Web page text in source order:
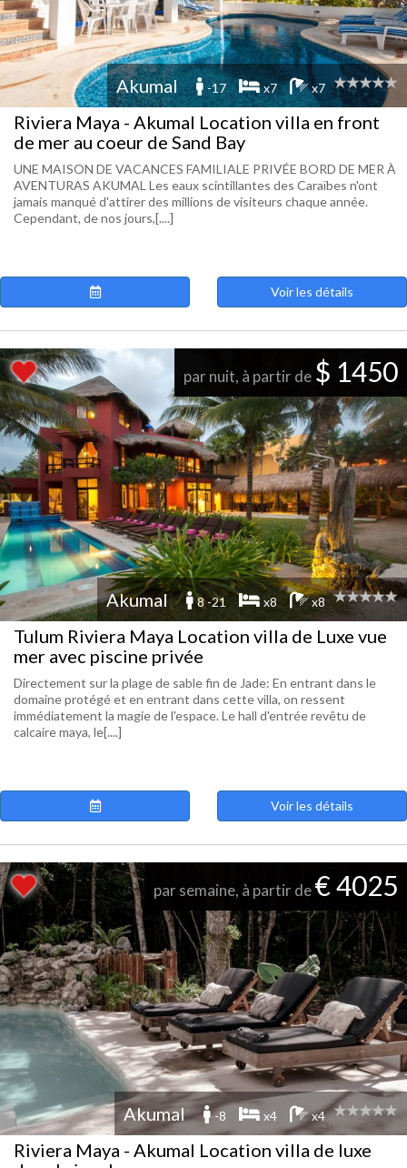
Akumal -17 x7 x7
Riviera Maya - Akumal Location villa en front
de mer au coeur de Sand Bay
UNE MAISON DE VACANCES FAMILIALE PRIVÉE BORD DE MER À
AVENTURAS AKUMAL Les eaux scintillantes des Caraïbes n'ont
jamais manqué d'attirer des millions de visiteurs chaque année.
Cependant, de nos jours,[....]
Voir les détails
par nuit, à partir de $ 1450
Akumal 8 -21 x8 x8
Tulum Riviera Maya Location villa de Luxe vue
mer avec piscine privée
Directement sur la plage de sable fin de Jade: En entrant dans le
domaine protégé et en entrant dans cette villa, on ressent
immédiatement la magie de l'espace. Le hall d'entrée revêtu de
calcaire maya, le[....]
Voir les détails
par semaine, à partir de€ 4025
Akumal -8 x4 x4
Riviera Maya - Akumal Location villa de luxe